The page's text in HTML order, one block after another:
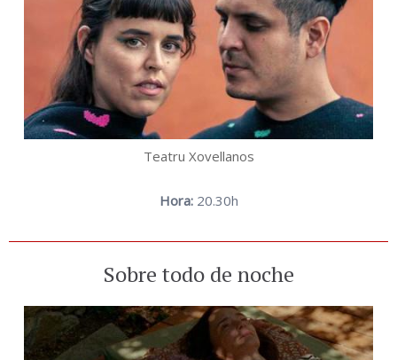
Teatru Xovellanos
Hora:20.30h
Sobre todo de noche